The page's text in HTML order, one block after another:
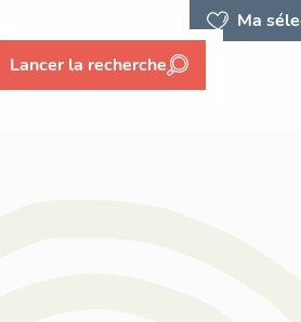
Ma
Lancer la recherche